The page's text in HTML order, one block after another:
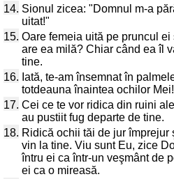
14. Sionul zicea: "Domnul m-a
uitat!"
15. Oare femeia uită pe pruncul
are ea milă? Chiar când ea îl
tine.
16. Iată, te-am însemnat în
totdeauna înaintea ochilor Mei!
17. Cei ce te vor ridica din ruini
au pustiit fug departe de tine.
18. Ridică ochii tăi de jur împrejur
vin la tine. Viu sunt Eu, zice
întru ei ca într-un veşmânt de
ei ca o mireasă.